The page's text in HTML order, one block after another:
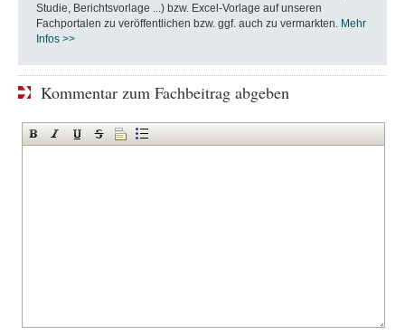
Studie, Berichtsvorlage ...) bzw. Excel-Vorlage auf unseren
Fachportalen zu veröffentlichen bzw. ggf. auch zu vermarkten. Mehr
Infos >>
Kommentar zum Fachbeitrag abgeben